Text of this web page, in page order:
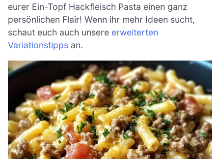
eurer Ein-Topf Hackfleisch Pasta einen ganz
persönlichen Flair! Wenn ihr mehr Ideen sucht,
schaut euch auch unsere erweiterten
Variationstipps an.